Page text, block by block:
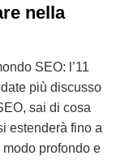
nella
SEO: l’11
più discusso
sai di cosa
estenderà fino a
profondo e